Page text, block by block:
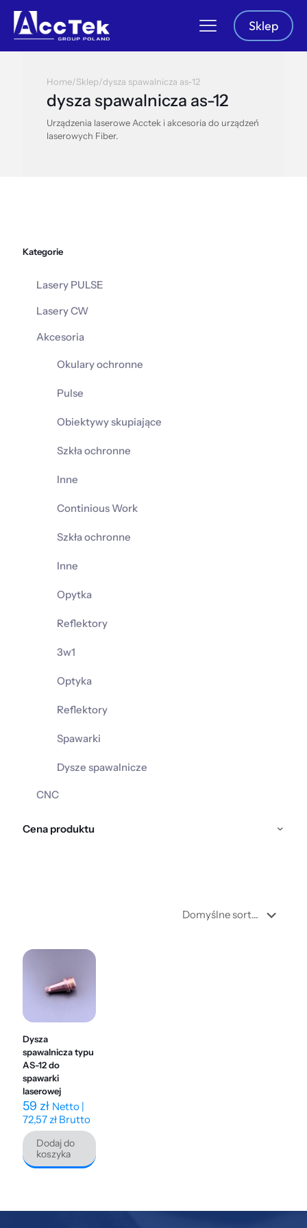
Sklep
Home/Sklep/dysza spawalnicza as-12
dysza spawalnicza as-12
Urządzenia laserowe Acctek i akcesoria do urządzeń
laserowych Fiber.
Kategorie
Lasery PULSE
Lasery CW
Akcesoria
Okulary ochronne
Pulse
Obiektywy skupiające
Szkła ochronne
Inne
Continious Work
Szkła ochronne
Inne
Opytka
Reflektory
3w1
Optyka
Reflektory
Spawarki
Dysze spawalnicze
CNC
Cena produktu
Dysza
spawalnicza typu
AS-12 do
spawarki
laserowej
59 zł Netto |
72,57zł Brutto
Dodaj do
koszyka